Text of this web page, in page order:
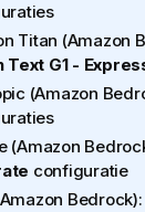
Titan (Amazon
Text G1 -
(Amazon
(Amazon
configuratie
Bedrock)